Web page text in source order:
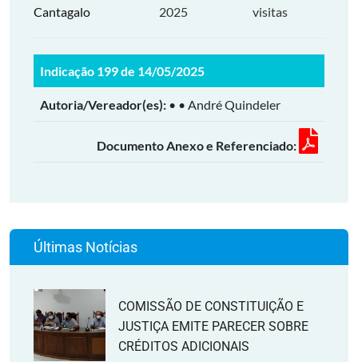
Cantagalo
2025
visitas
Indicação 199 de 14/05/2025
Autoria/Vereador(es): • • André Quindeler
Documento Anexo e Referenciado:
Últimas Notícias
COMISSÃO DE CONSTITUIÇÃO E
JUSTIÇA EMITE PARECER SOBRE
CRÉDITOS ADICIONAIS